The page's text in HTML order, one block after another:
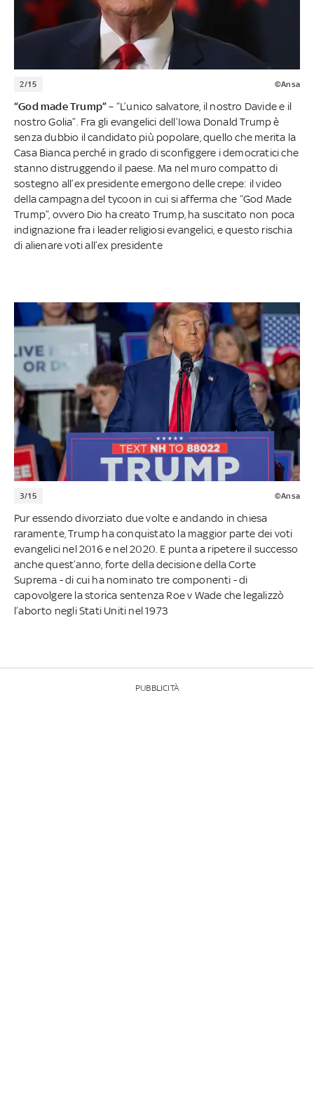
2/15 ©Ansa
“God made Trump”– “L’unico salvatore, il nostro Davide e il
nostro Golia”. Fra gli evangelici dell’Iowa Donald Trump è
senza dubbio il candidato più popolare, quello che merita la
Casa Bianca perché in grado di sconfiggere i democratici che
stanno distruggendo il paese. Ma nel muro compatto di
sostegno all’ex presidente emergono delle crepe: il video
della campagna del tycoon in cui si afferma che “God Made
Trump”, ovvero Dio ha creato Trump, ha suscitato non poca
indignazione fra i leader religiosi evangelici, e questo rischia
di alienare voti all’ex presidente
3/15 ©Ansa
Pur essendo divorziato due volte e andando in chiesa
raramente, Trump ha conquistato la maggior parte dei voti
evangelici nel 2016 e nel 2020. E punta a ripetere il successo
anche quest’anno, forte della decisione della Corte
Suprema - di cui ha nominato tre componenti - di
capovolgere la storica sentenza Roe v Wade che legalizzò
l’aborto negli Stati Uniti nel 1973
PUBBLICITÀ